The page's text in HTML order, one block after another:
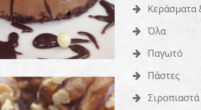
Μαράια με μύρτιλο
Κεράσματα
Όλα
Παγωτό
Πάστες
Σιροπιαστά